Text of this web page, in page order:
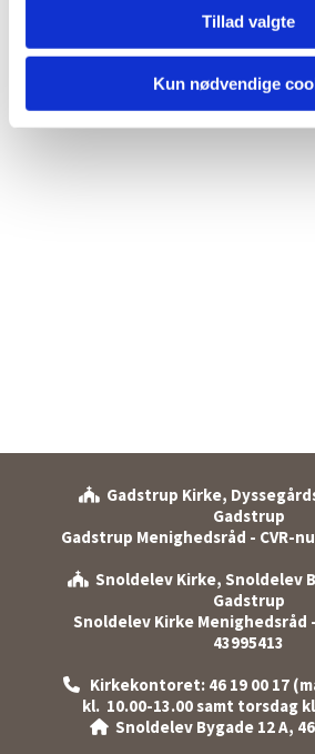
Tillad valgte
Kun nødvendige
Gadstrup Kirke,
Gadstrup
Gadstrup Menighedsråd - CVR-
 Snoldelev Kirke, Snoldelev
Gadstrup
Snoldelev Kirke Menighedsråd
43995413

Kirkekontoret: 46 19 00 17
kl. 10.00-13.00 samt torsdag
Snoldelev Bygade 12 A,